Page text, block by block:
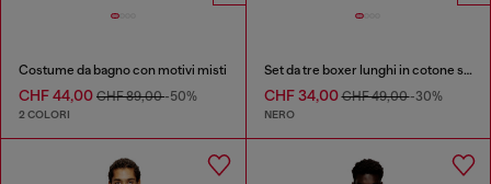
Costume da bagno con motivi misti
CHF 44,00 CHF 89,00-50%
2 COLORI
Set da tre boxer lunghi in cotone stretch
CHF 34,00CHF 49,00-30%
NERO